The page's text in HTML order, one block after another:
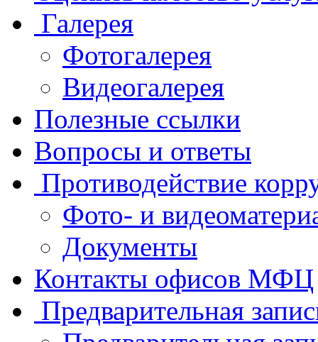
Галерея
Фотогалерея
Видеогалерея
Полезные ссылки
Вопросы и ответы
Противодействие
Фото- и
Документы
Контакты офисов МФЦ
Предварительная